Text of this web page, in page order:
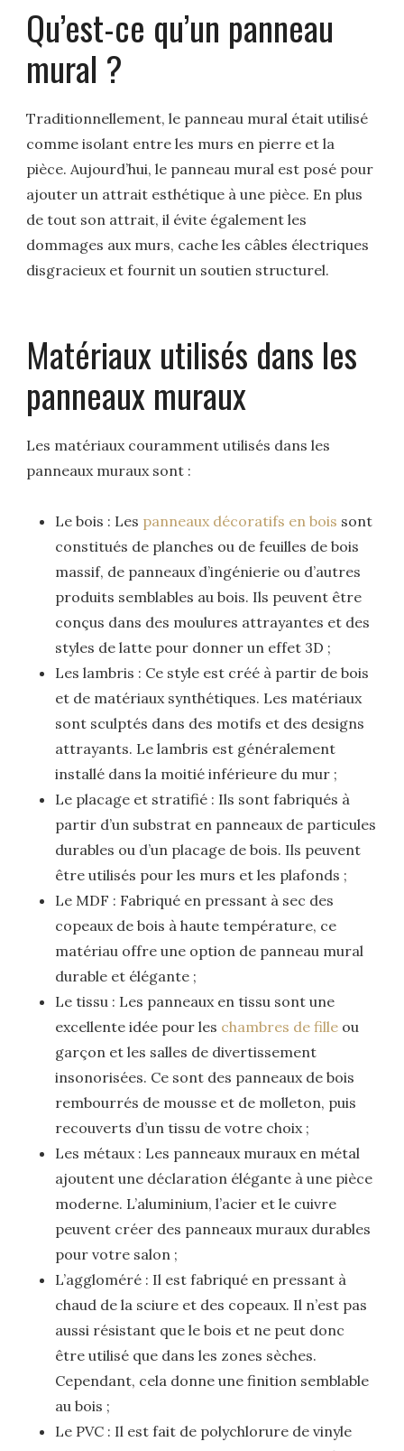
Qu’est-ce qu’un panneau
mural ?
Traditionnellement, le panneau mural était utilisé
comme isolant entre les murs en pierre et la
pièce. Aujourd’hui, le panneau mural est posé pour
ajouter un attrait esthétique à une pièce. En plus
de tout son attrait, il évite également les
dommages aux murs, cache les câbles électriques
disgracieux et fournit un soutien structurel.
Matériaux utilisés dans les
panneaux muraux
Les matériaux couramment utilisés dans les
panneaux muraux sont :
Le bois : Les panneaux décoratifs en bois sont
constitués de planches ou de feuilles de bois
massif, de panneaux d’ingénierie ou d’autres
produits semblables au bois. Ils peuvent être
conçus dans des moulures attrayantes et des
styles de latte pour donner un effet 3D ;
Les lambris : Ce style est créé à partir de bois
et de matériaux synthétiques. Les matériaux
sont sculptés dans des motifs et des designs
attrayants. Le lambris est généralement
installé dans la moitié inférieure du mur ;
Le placage et stratifié : Ils sont fabriqués à
partir d’un substrat en panneaux de particules
durables ou d’un placage de bois. Ils peuvent
être utilisés pour les murs et les plafonds ;
Le MDF : Fabriqué en pressant à sec des
copeaux de bois à haute température, ce
matériau offre une option de panneau mural
durable et élégante ;
Le tissu : Les panneaux en tissu sont une
excellente idée pour les chambres de fille ou
garçon et les salles de divertissement
insonorisées. Ce sont des panneaux de bois
rembourrés de mousse et de molleton, puis
recouverts d’un tissu de votre choix ;
Les métaux : Les panneaux muraux en métal
ajoutent une déclaration élégante à une pièce
moderne. L’aluminium, l’acier et le cuivre
peuvent créer des panneaux muraux durables
pour votre salon ;
L’aggloméré : Il est fabriqué en pressant à
chaud de la sciure et des copeaux. Il n’est pas
aussi résistant que le bois et ne peut donc
être utilisé que dans les zones sèches.
Cependant, cela donne une finition semblable
au bois ;
Le PVC : Il est fait de polychlorure de vinyle